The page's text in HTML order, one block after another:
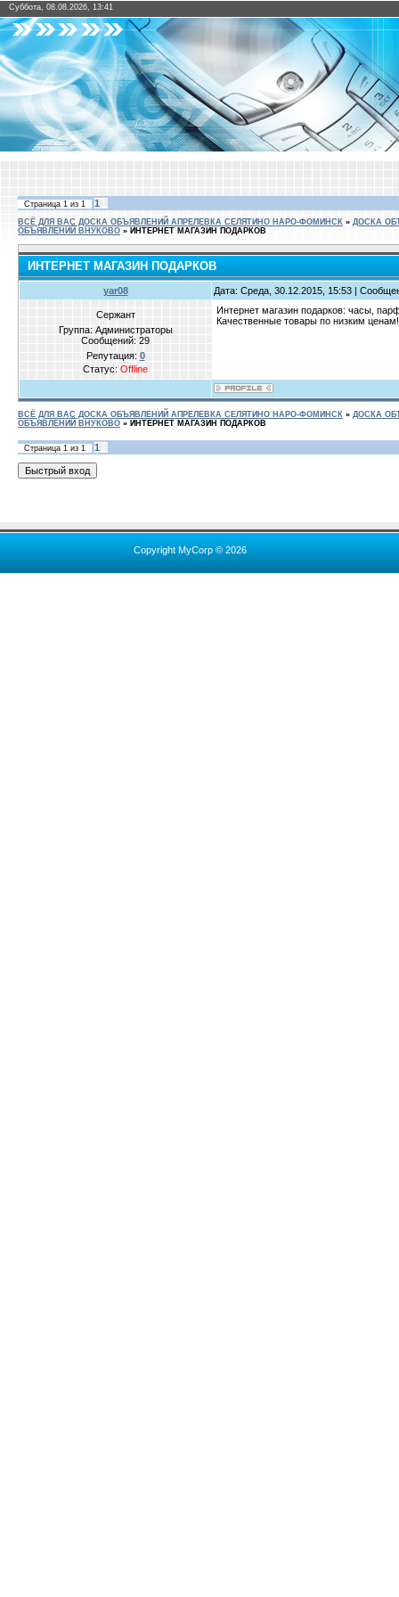
Суббота, 08.08.2026, 13:41
Страница 1 из 1 1
ВСЁ ДЛЯ ВАС ДОСКА ОБЪЯВЛЕНИЙ АПРЕЛЕВКА СЕЛЯТИНО НАРО-ФОМИНСК » ДОСКА
ОБЪЯВЛЕНИЙ ВНУКОВО » ИНТЕРНЕТ МАГАЗИН ПОДАРКОВ
ИНТЕРНЕТ МАГАЗИН ПОДАРКОВ
yar08 Дата: Среда, 30.12.2015, 15:53 |
Сержант
Группа: Администраторы
Сообщений: 29
Репутация: 0
Статус: Offline
Интернет магазин подарков: часы,
Качественные товары по низким
ВСЁ ДЛЯ ВАС ДОСКА ОБЪЯВЛЕНИЙ АПРЕЛЕВКА СЕЛЯТИНО НАРО-ФОМИНСК » ДОСКА
ОБЪЯВЛЕНИЙ ВНУКОВО » ИНТЕРНЕТ МАГАЗИН ПОДАРКОВ
Страница 1 из 1 1
Copyright MyCorp © 2026